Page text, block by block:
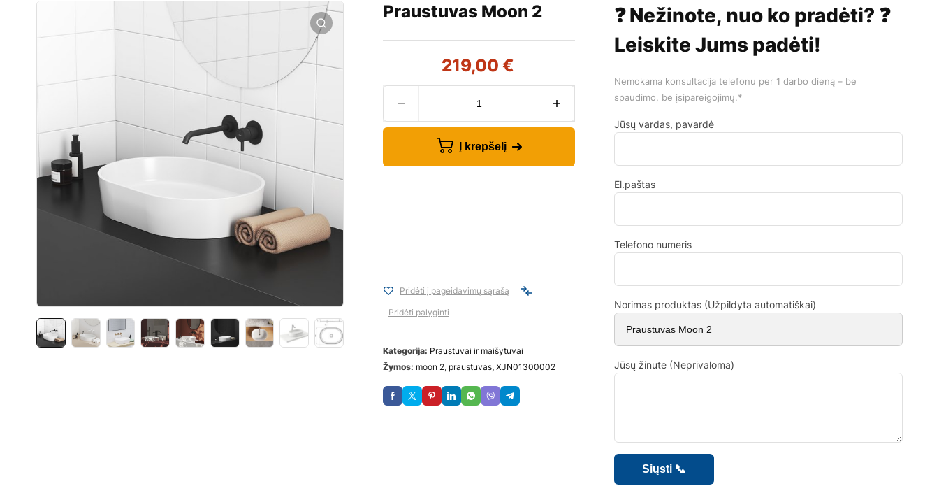
Praustuvas Moon 2
219,00 €
Į krepšelį
Pridėti į pageidavimų sąrašą
Pridėti palyginti
Kategorija: Praustuvai ir maišytuvai
Žymos: moon 2, praustuvas, XJN01300002
❓ Nežinote, nuo ko pradėti? ❓
Leiskite Jums padėti!
Nemokama konsultacija telefonu per 1 darbo dieną – be
spaudimo, be įsipareigojimų.*
Jūsų vardas, pavardė
El.paštas
Telefono numeris
Norimas produktas (Užpildyta automatiškai)
Jūsų žinute (Neprivaloma)